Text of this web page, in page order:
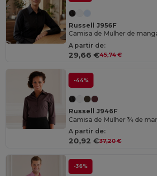
Russell J956F
A partir de:
29,66 €45,74 €
-44%
Russell J946F
A partir de:
20,92 €37,20 €
-36%